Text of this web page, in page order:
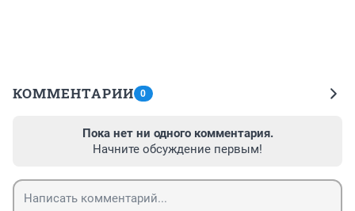
КОММЕНТАРИИ 0
Пока нет ни одного комментария.
Начните обсуждение первым!